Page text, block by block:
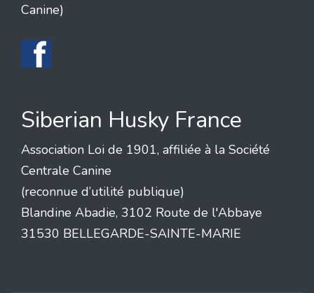
Canine)
Siberian Husky France
Association Loi de 1901, affiliée à la Société
Centrale Canine
(reconnue d’utilité publique)
Blandine Abadie, 3102 Route de l'Abbaye
31530 BELLEGARDE-SAINTE-MARIE